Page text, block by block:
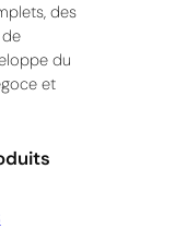
des
du
et